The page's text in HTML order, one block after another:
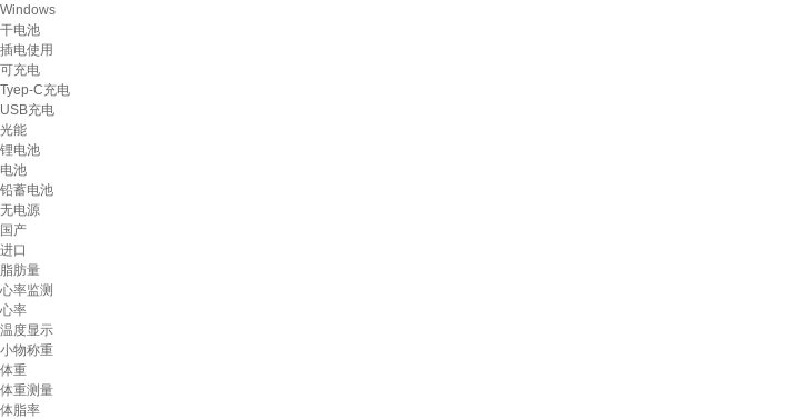
Windows
干电池
插电使用
可充电
Tyep-C充电
USB充电
光能
锂电池
电池
铅蓄电池
无电源
国产
进口
脂肪量
心率监测
心率
温度显示
小物称重
体重
体重测量
体脂率